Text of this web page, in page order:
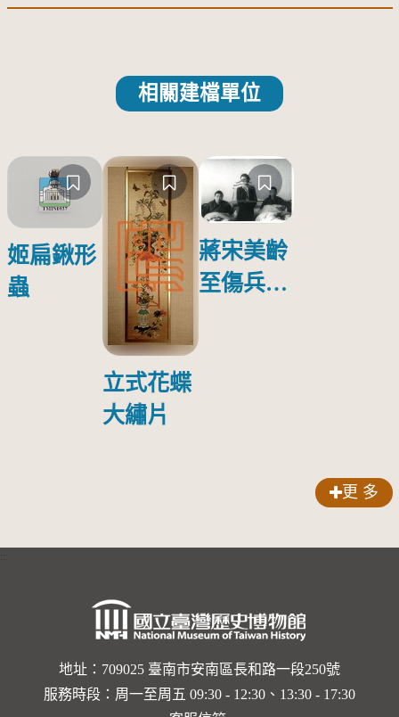
相關建檔單位
姬扁鍬形
蟲
立式花蝶
大繡片
蔣宋美齡
至傷兵醫
傷日本戰
更 多
地址：709025 臺南市安南區長和路一段250號
服務時段：周一至周五 09:30 - 12:30、13:30 - 17:30